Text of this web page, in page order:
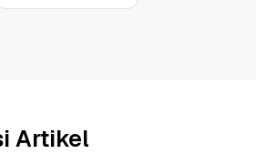
Artikel